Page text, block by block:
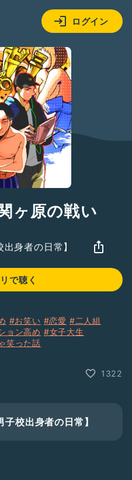
ログイン
ヶ原の戦い
身者の日常】
で聴く
#お笑い #恋愛 #二人組
ョン高め #女子大生
笑った話
1322
校出身者の日常】